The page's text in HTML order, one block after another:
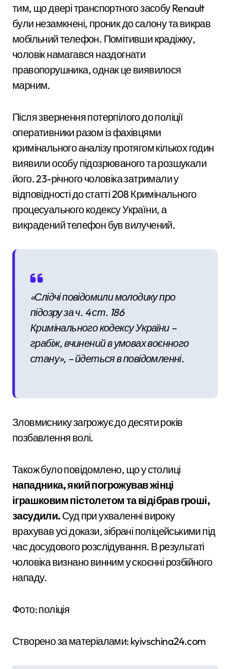
тим, що двері транспортного засобу Renault
були незамкнені, проник до салону та викрав
мобільний телефон. Помітивши крадіжку,
чоловік намагався наздогнати
правопорушника, однак це виявилося
марним.
Після звернення потерпілого до поліції
оперативники разом із фахівцями
кримінального аналізу протягом кількох годин
виявили особу підозрюваного та розшукали
його. 23-річного чоловіка затримали у
відповідності до статті 208 Кримінального
процесуального кодексу України, а
викрадений телефон був вилучений.
«Слідчі повідомили молодику про
підозру за ч. 4 ст. 186
Кримінального кодексу України –
грабіж, вчинений в умовах воєнного
стану», – йдеться в повідомленні.
Зловмиснику загрожує до десяти років
позбавлення волі.
Також було повідомлено, що у столиці
нападника, який погрожував жінці
іграшковим пістолетом та відібрав гроші,
засудили. Суд при ухваленні вироку
врахував усі докази, зібрані поліцейськими під
час досудового розслідування. В результаті
чоловіка визнано винним у скоєнні розбійного
нападу.
Фото: поліція
Створено за матеріалами: kyivschina24.com